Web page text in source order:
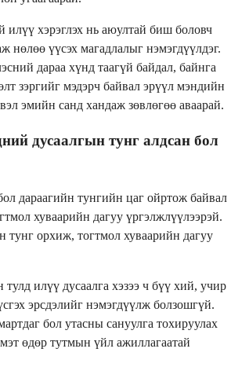
илүү хэрэглэх нь аюултай биш боловч
нөлөө үүсэх магадлалыг нэмэгдүүлдэг.
дараа хүнд таагүй байдал, байнга
зэргийг мэдэрч байвал эрүүл мэндийн
эмийн санд хандаж зөвлөгөө аваарай.
дусаалгын тунг алдсан бол
дараагийн тунгийн цаг ойртож байвал
хуваарийн дагуу үргэлжлүүлээрэй.
тунг орхиж, тогтмол хуваарийн дагуу
илүү дусаалга хэзээ ч бүү хий, учир
эрсдэлийг нэмэгдүүлж болзошгүй.
бол утасны сануулга тохируулах
өдөр тутмын үйл ажиллагаатай